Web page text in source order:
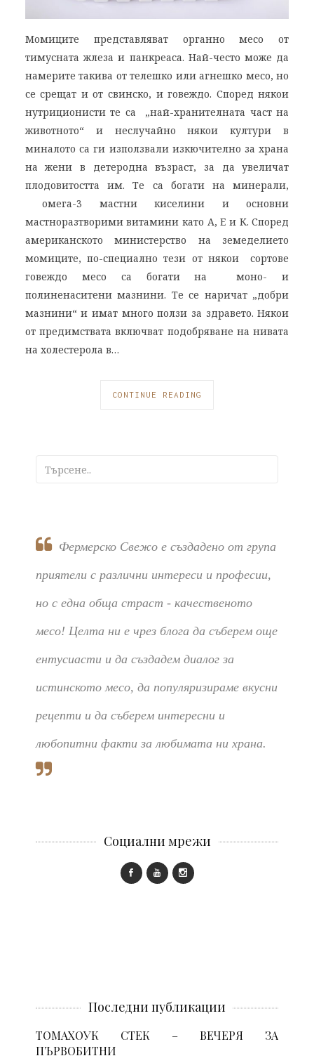
Момиците представляват органно месо от
тимусната жлеза и панкреаса. Най-често може да
намерите такива от телешко или агнешко месо, но
се срещат и от свинско, и говеждо. Според някои
нутриционисти те са „най-хранителната част на
животното“ и неслучайно някои култури в
миналото са ги използвали изкючително за храна
на жени в детеродна възраст, за да увеличат
плодовитостта им. Те са богати на минерали,
омега-3 мастни киселини и основни
мастноразтворими витамини като А, Е и К. Според
американското министерство на земеделието
момиците, по-специално тези от някои сортове
говеждо месо са богати на моно- и
полиненаситени мазнини. Те се наричат „добри
мазнини“ и имат много ползи за здравето. Някои
от предимствата включват подобряване на нивата
на холестерола в…
CONTINUE READING
Фермерско Свежо е създадено от група
приятели с различни интереси и професии,
но с една обща страст - качественото
месо! Целта ни е чрез блога да съберем още
ентусиасти и да създадем диалог за
истинското месо, да популяризираме вкусни
рецепти и да съберем интересни и
любопитни факти за любимата ни храна.
Социални мрежи
Последни публикации
ТОМАХОУК СТЕК – ВЕЧЕРЯ ЗА
ПЪРВОБИТНИ